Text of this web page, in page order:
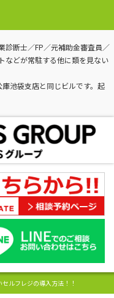
診断士／FP／元補助金審査員／
などが常駐する他に類を見ない
池袋支店と同じビルです。起
ルフレジの導入方法！！